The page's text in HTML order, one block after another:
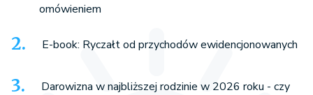
omówieniem
E-book: Ryczałt od przychodów ewidencjonowanych
Darowizna w najbliższej rodzinie w 2026 roku - czy